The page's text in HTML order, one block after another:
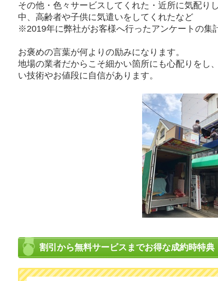
その他・色々サービスしてくれた・近所に気配り
中、高齢者や子供に気遣いをしてくれたなど
※2019年に弊社がお客様へ行ったアンケートの集
お褒めの言葉が何よりの励みになります。
地場の業者だからこそ細かい箇所にも心配りをし
い技術やお値段に自信があります。
割引から無料サービスまでお得な成約時特典